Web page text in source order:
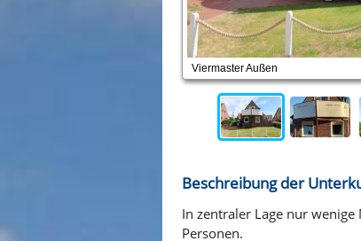
Viermaster Außen
Beschreibung der
In zentraler Lage nur
Personen.